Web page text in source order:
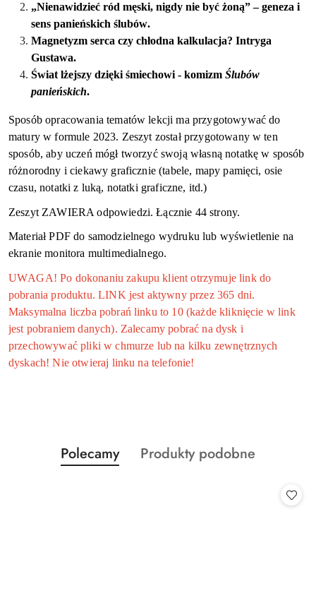
„Nienawidzieć ród męski, nigdy nie być żoną” – geneza i
sens panieńskich ślubów.
Magnetyzm serca czy chłodna kalkulacja? Intryga
Gustawa.
Świat lżejszy dzięki śmiechowi - komizm Ślubów
panieńskich.
Sposób opracowania tematów lekcji ma przygotowywać do
matury w formule 2023. Zeszyt został przygotowany w ten
sposób, aby uczeń mógł tworzyć swoją własną notatkę w sposób
różnorodny i ciekawy graficznie (tabele, mapy pamięci, osie
czasu, notatki z luką, notatki graficzne, itd.)
Zeszyt ZAWIERA odpowiedzi. Łącznie 44strony.
Materiał PDF do samodzielnego wydruku lub wyświetlenie na
ekranie monitora multimedialnego.
UWAGA! Po dokonaniu zakupu klient otrzymuje link do
pobrania produktu. LINK jest aktywny przez 365 dni.
Maksymalna liczba pobrań linku to 10 (każde kliknięcie w link
jest pobraniem danych). Zalecamy pobrać na dysk i
przechowywać pliki w chmurze lub na kilku zewnętrznych
dyskach! Nie otwieraj linku na telefonie!
Pomiń karuzelę produktów
Produkty
o
Polecamy
Produkty
Produkty podobne